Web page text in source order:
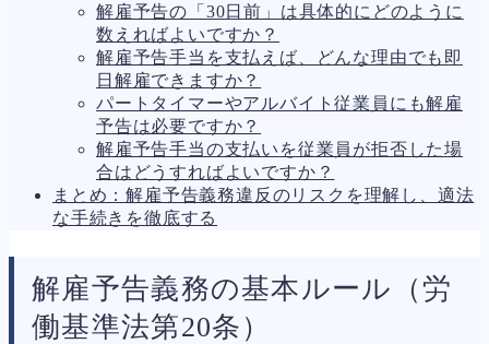
解雇予告の「30日前」は具体的にどのように
数えればよいですか？
解雇予告手当を支払えば、どんな理由でも即
日解雇できますか？
パートタイマーやアルバイト従業員にも解雇
予告は必要ですか？
解雇予告手当の支払いを従業員が拒否した場
合はどうすればよいですか？
まとめ：解雇予告義務違反のリスクを理解し、適法
な手続きを徹底する
解雇予告義務の基本ルール（労
働基準法第20条）